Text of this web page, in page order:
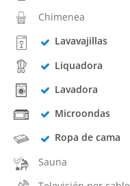
Chimenea
Lavavajillas
Liquadora
Lavadora
Microondas
Ropa de cama
Sauna